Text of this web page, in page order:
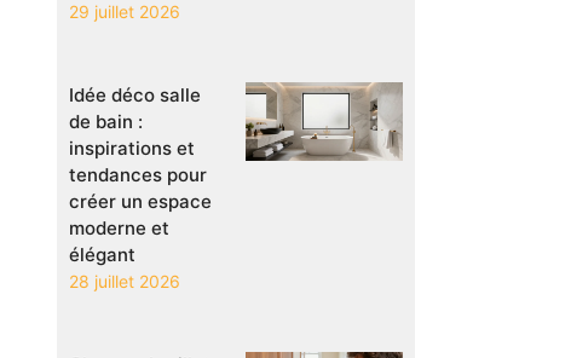
29 juillet 2026
Idée déco salle
de bain :
inspirations et
tendances pour
créer un espace
moderne et
élégant
28 juillet 2026